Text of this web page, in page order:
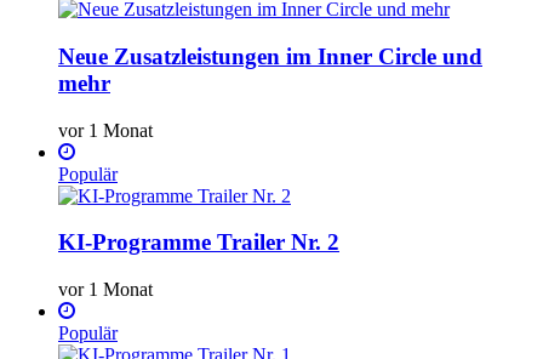
Neue Zusatzleistungen im Inner Circle und
mehr
vor 1 Monat
Populär
KI-Programme Trailer Nr. 2
vor 1 Monat
Populär